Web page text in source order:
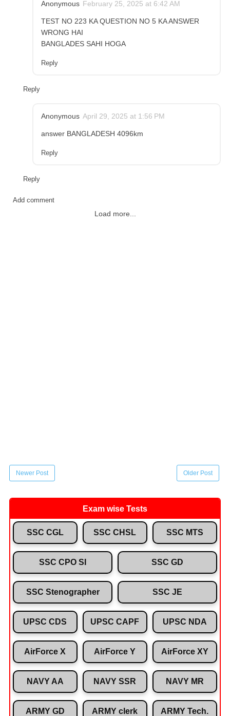
Anonymous February 25, 2025 at 6:42 AM
TEST NO 223 KA QUESTION NO 5 KA ANSWER
WRONG HAI
BANGLADES SAHI HOGA
Reply
Reply
Anonymous April 29, 2025 at 1:56 PM
answer BANGLADESH 4096km
Reply
Reply
Add comment
Load more...
Newer Post Older Post
Exam wise Tests
SSC CGL SSC CHSL SSC MTS
SSC CPO SI SSC GD
SSC Stenographer SSC JE
UPSC CDS UPSC CAPF UPSC NDA
AirForce X AirForce Y AirForce XY
NAVY AA NAVY SSR NAVY MR
ARMY GD ARMY clerk ARMY Tech.